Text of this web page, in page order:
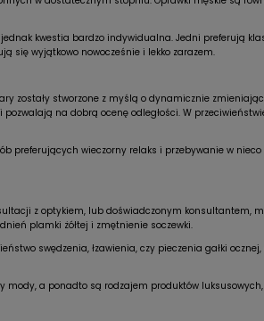
jednak kwestia bardzo indywidualna. Jedni preferują
się wyjątkowo nowocześnie i lekko zarazem.
zostały stworzone z myślą o dynamicznie
na dobrą ocenę odległości. W
preferujących wieczorny relaks i przebywanie w nieco
z optykiem, lub doświadczonym konsultantem,
plamki żółtej i zmętnienie soczewki.
swędzenia, łzawienia, czy pieczenia gałki ocznej,
mody, a ponadto są rodzajem produktów